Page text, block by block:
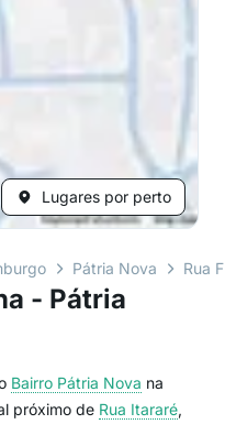
Lugares por perto
Pátria Nova Rua
- Pátria
Bairro Pátria Nova na
próximo de Rua Itararé,